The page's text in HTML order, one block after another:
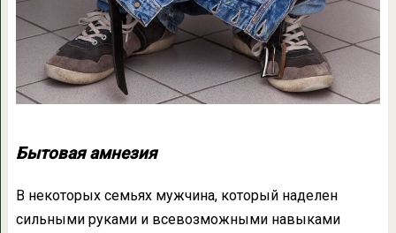
Бытовая амнезия
В некоторых семьях мужчина, который наделен
сильными руками и всевозможными навыками